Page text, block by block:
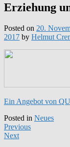
Erziehung
Posted on 20.
2017 by Helmut
Ein Angebot von
Posted in Neues
Previous
Next